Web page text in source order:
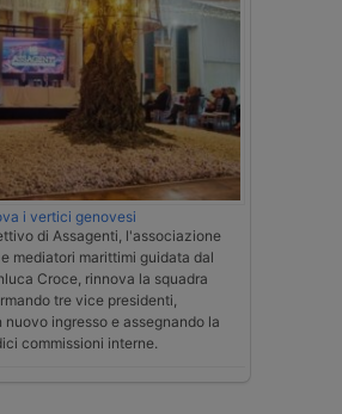
i vertici genovesi
di Assagenti, l'associazione
mediatori marittimi guidata dal
Croce, rinnova la squadra
tre vice presidenti,
ingresso e assegnando la
commissioni interne.